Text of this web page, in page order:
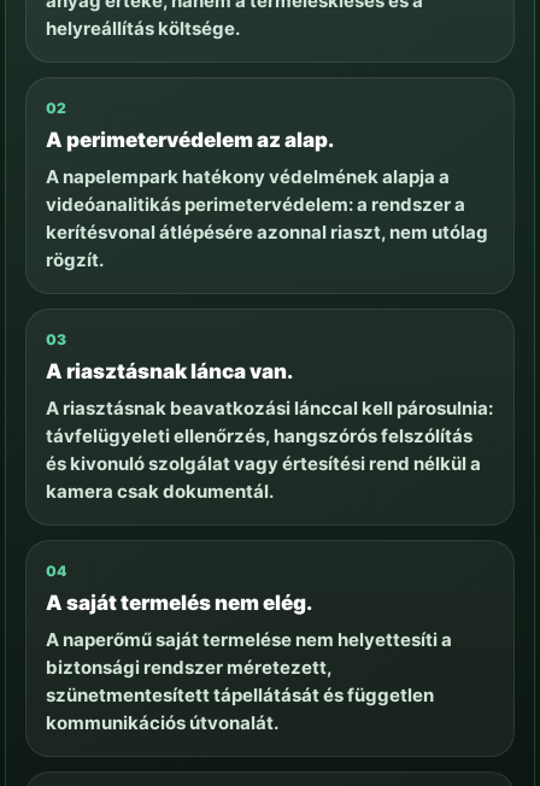
helyreállítás költsége.
02
A perimetervédelem az alap.
A napelempark hatékony védelmének alapja a
videóanalitikás perimetervédelem: a rendszer a
kerítésvonal átlépésére azonnal riaszt, nem utólag
rögzít.
03
A riasztásnak lánca van.
A riasztásnak beavatkozási lánccal kell párosulnia:
távfelügyeleti ellenőrzés, hangszórós felszólítás
és kivonuló szolgálat vagy értesítési rend nélkül a
kamera csak dokumentál.
04
A saját termelés nem elég.
A naperőmű saját termelése nem helyettesíti a
biztonsági rendszer méretezett,
szünetmentesített tápellátását és független
kommunikációs útvonalát.